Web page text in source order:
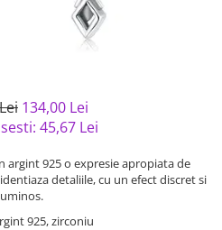
134,00 Lei
45,67 Lei
argint 925 o expresie apropiata de
detaliile, cu un efect discret si
925, zirconiu